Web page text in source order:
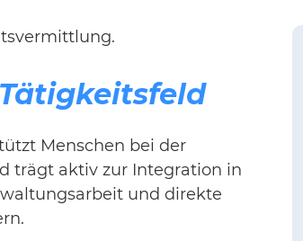
Menschen bei der
trägt aktiv zur Integration in
und direkte